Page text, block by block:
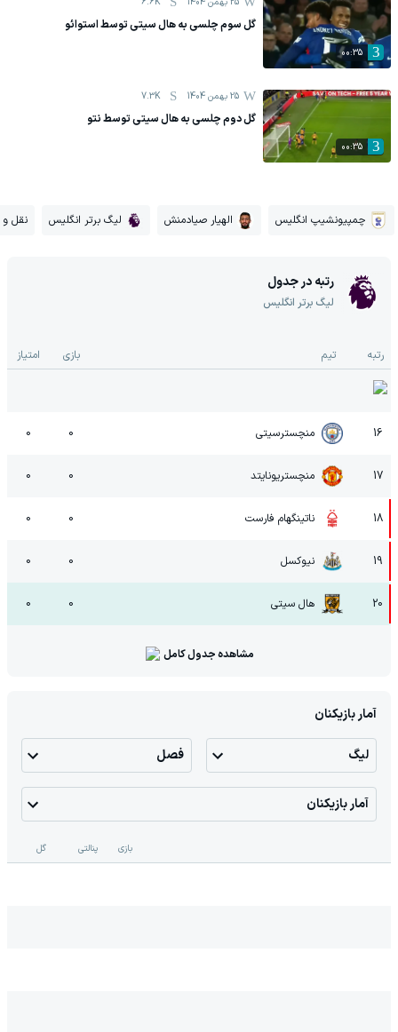
00:35
گل سوم چلسی به هال سیتی توسط استوائو
00:35
25 بهمن 1404 7.3K
گل دوم چلسی به هال سیتی توسط نتو
چمپیونشیپ انگلیس الهیار صیادمنش لیگ برتر انگلیس نقل و
رتبه در جدول
لیگ برتر انگلیس
رتبه تیم بازی امتیاز
16 منچسترسیتی 0
0
17 منچستریونایتد 0
0
18 ناتینگهام فارست 0
0
19 نیوکسل 0
0
20 هال سیتی 0
0
مشاهده جدول کامل
آمار بازیکنان
لیگ فصل
آمار بازیکنان
بازی پنالتی گل